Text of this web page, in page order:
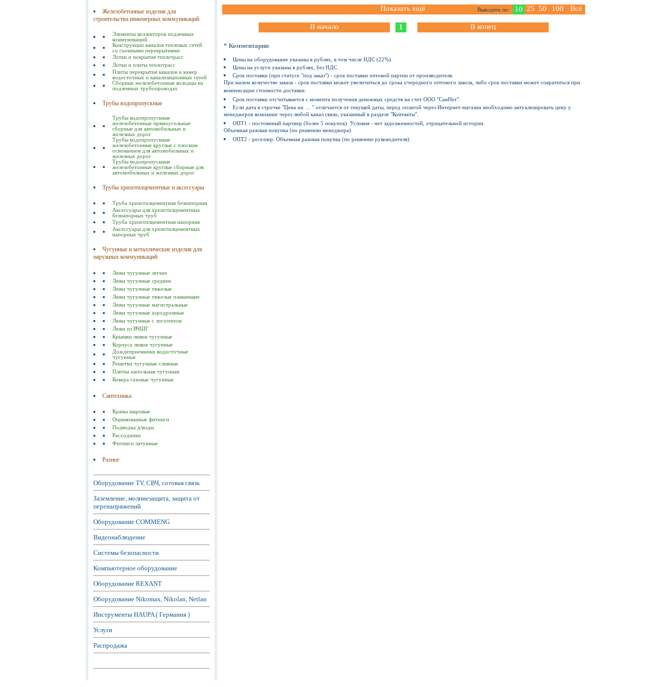
Железобетонные изделия для
строительства инженерных коммуникаций
Элементы коллекторов подземных
коммуникаций
Конструкции каналов тепловых сетей
со съемными перекрытиями
Лотки и покрытия теплотрасс
Лотки и плиты теплотрасс
Плиты перекрытия каналов и камер
водосточных и канализационных сетей
Сборные железобетонные колодцы на
подземных трубопроводах
Трубы водопропускные
Трубы водопропускные
железобетонные прямоугольные
сборные для автомобильных и
железных дорог
Трубы водопропускные
железобетонные круглые с плоским
основанием для автомобильных и
железных дорог
Трубы водопропускные
железобетонные круглые сборные для
автомобильных и железных дорог
Трубы хризотилцементные и аксессуары
Труба хризотилцементная безнапорная
Аксессуары для хризотилцементных
безнапорных труб
Труба хризотилцементная напорная
Аксессуары для хризотилцементных
напорных труб
Чугунные и металлические изделия для
наружных коммуникаций
Люки чугунные легкие
Люки чугунные средние
Люки чугунные тяжелые
Люки чугунные тяжелые плавающие
Люки чугунные магистральные
Люки чугунные аэродромные
Люки чугунные с логотипом
Люки из ВЧШГ
Крышки люков чугунные
Корпуса люков чугунные
Дождеприемники водосточные
чугунные
Решетки чугунные сливные
Плитка напольная чугунная
Ковера газовые чугунные
Сантехника
Краны шаровые
Оцинкованные фитинги
Подводка д/воды
Расходники
Фитинги латунные
Разное
Оборудование TV, СВЧ, сотовая связь
Заземление, молниезащита, защита от
перенапряжений
Оборудование COMMENG
Видеонаблюдение
Системы безопасности
Компьютерное оборудование
Оборудование REXANT
Оборудование Nikomax, Nikolan, Netlan
Инструменты HAUPA ( Германия )
Услуги
Распродажа
Показать ещё Выводить по: 10 25 50 100 Всё
В начало 1 В конец
* Комментарии
Цены на оборудование указаны в рублях, в том числе НДС (22%).
Цены на услуги указаны в рублях, без НДС.
Срок поставки (при статусе "под заказ") - срок поставки оптовой партии от производителя.
При малом количестве заказа - срок поставки может увеличиться до срока очередного оптового завоза, либо срок поставки может сократиться при
компенсации стоимости доставки.
Срок поставки отсчитывается с момента получения денежных средств на счет ООО "СанНет".
Если дата в строчке "Цена на: ... " отличается от текущей даты, перед оплатой через Интернет-магазин необходимо актуализировать цену у
менеджеров компании через любой канал связи, указанный в разделе "Контакты".
ОПТ1 - постоянный партнер (более 5 покупок). Условия - нет задолженностей, отрицательной истории.
Объемная разовая покупка (по решению менеджера).
ОПТ2 - реселлер. Объемная разовая покупка (по решению руководителя).